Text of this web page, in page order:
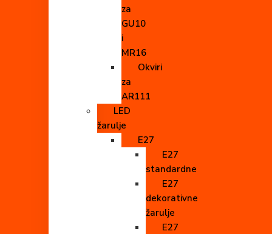
za
GU10
i
MR16
Okviri
za
AR111
LED
žarulje
E27
E27
standardne
E27
dekorativne
žarulje
E27